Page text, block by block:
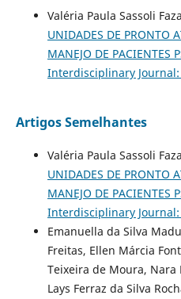
Valéria Paula Sassoli
UNIDADES DE PRONTO
MANEJO DE PACIENTES
Interdisciplinary Journal:
Artigos Semelhantes
Valéria Paula Sassoli
UNIDADES DE PRONTO
MANEJO DE PACIENTES
Interdisciplinary Journal:
Emanuella da Silva
Freitas, Ellen Márcia
Teixeira de Moura, Nara
Lays Ferraz da Silva